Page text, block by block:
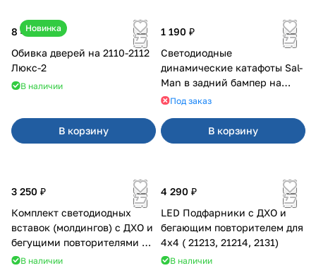
Новинка
8 400 ₽
Обивка дверей на 2110-2112
Люкс-2
В наличии
В корзину
1 190 ₽
Светодиодные
динамические катафоты Sal-
Man в задний бампер на
Приора 2
Под заказ
В корзину
3 250 ₽
Комплект светодиодных
вставок (молдингов) с ДХО и
бегущими повторителями на
Веста
В наличии
4 290 ₽
LED Подфарники с ДХО и
бегающим повторителем для
4x4 ( 21213, 21214, 2131)
В наличии